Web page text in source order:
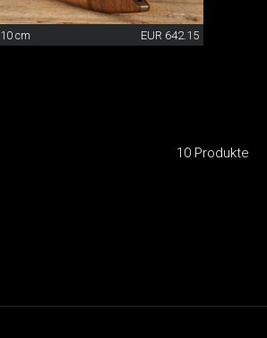
10 cm EUR 642.15
10 Produkte